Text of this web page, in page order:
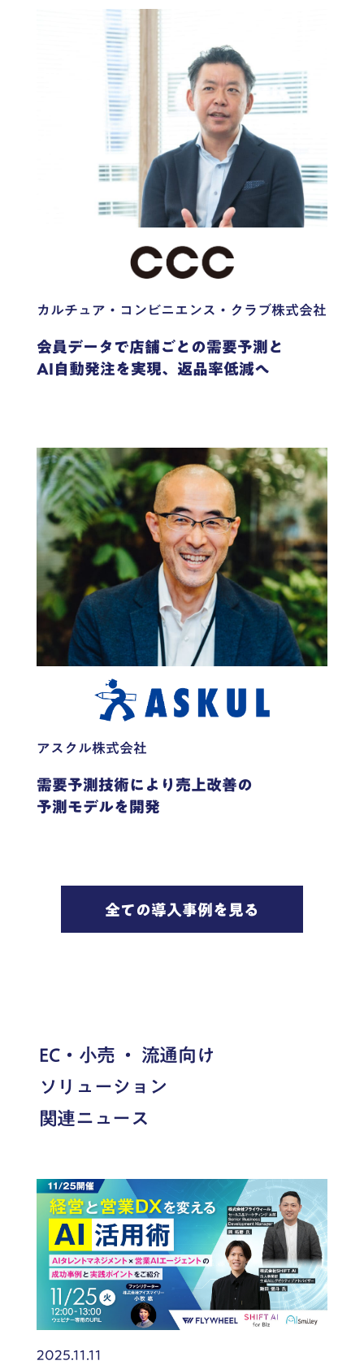
カルチュア・コンビニエンス・クラブ株式会社
会員データで店舗ごとの需要予測と
AI自動発注を実現、返品率低減へ
アスクル株式会社
需要予測技術により売上改善の
予測モデルを開発
全ての導入事例を見る
EC・小売 ・ 流通向け
ソリューション
関連ニュース
2025.11.11